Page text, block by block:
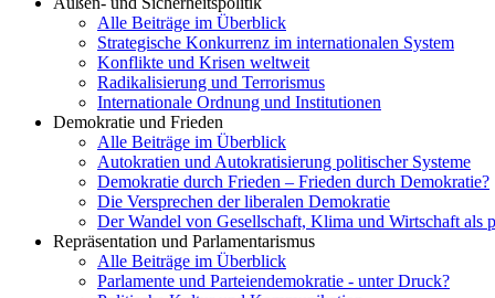
Alle Beiträge im Überblick
Strategische Konkurrenz im internationalen System
Konflikte und Krisen weltweit
Radikalisierung und Terrorismus
Internationale Ordnung und Institutionen
Demokratie und Frieden
Alle Beiträge im Überblick
Autokratien und Autokratisierung politischer Systeme
Demokratie durch Frieden – Frieden durch Demokratie?
Die Versprechen der liberalen Demokratie
Der Wandel von Gesellschaft, Klima und Wirtschaft als
Repräsentation und Parlamentarismus
Alle Beiträge im Überblick
Parlamente und Parteiendemokratie - unter Druck?